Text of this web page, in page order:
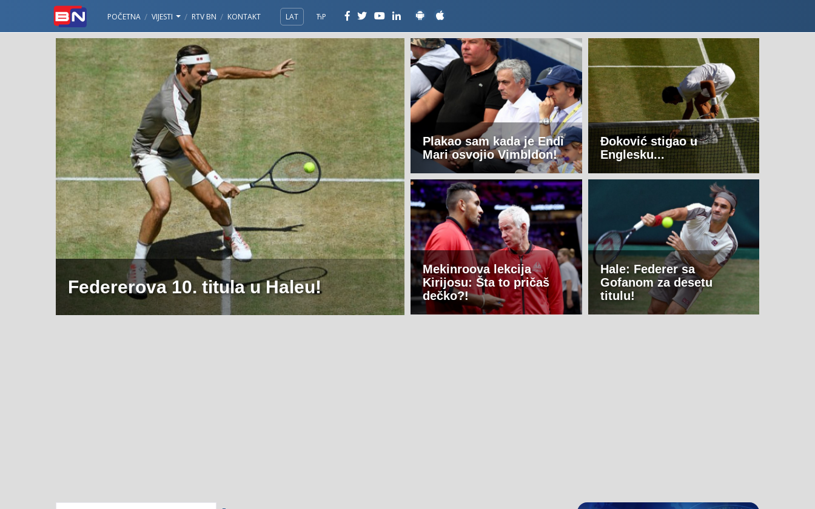
POČETNA VIJESTI RTV BN KONTAKT LAT ЋР
Federerova 10. titula u Haleu!
Plakao sam kada je Endi
Mari osvojio Vimbldon!
Đoković stigao u
Englesku...
Mekinroova lekcija
Kirijosu: Šta to pričaš
dečko?!
Hale: Federer sa
Gofanom za desetu
titulu!